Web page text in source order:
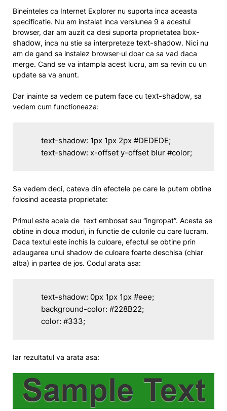
Bineinteles ca Internet Explorer nu suporta inca aceasta
specificatie. Nu am instalat inca versiunea 9 a acestui
browser, dar am auzit ca desi suporta proprietatea box-
shadow, inca nu stie sa interpreteze text-shadow. Nici nu
am de gand sa instalez browser-ul doar ca sa vad daca
merge. Cand se va intampla acest lucru, am sa revin cu un
update sa va anunt.
Dar inainte sa vedem ce putem face cu text-shadow, sa
vedem cum functioneaza:
	text-shadow: x-offset y-offset blur #color;
Sa vedem deci, cateva din efectele pe care le putem obtine
folosind aceasta proprietate:
Primul este acela de text embosat sau “ingropat”. Acesta se
obtine in doua moduri, in functie de culorile cu care lucram.
Daca textul este inchis la culoare, efectul se obtine prin
adaugarea unui shadow de culoare foarte deschisa (chiar
alba) in partea de jos. Codul arata asa:
	color: #333;
Iar rezultatul va arata asa: